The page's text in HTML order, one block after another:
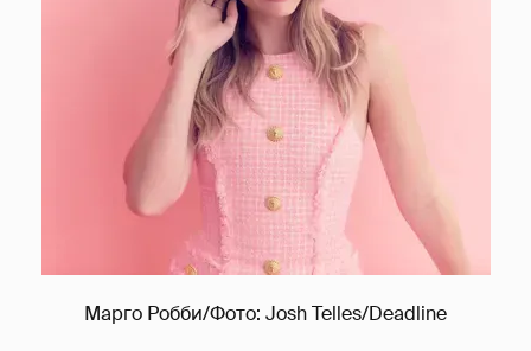
Марго Робби/Фото: Josh Telles/Deadline